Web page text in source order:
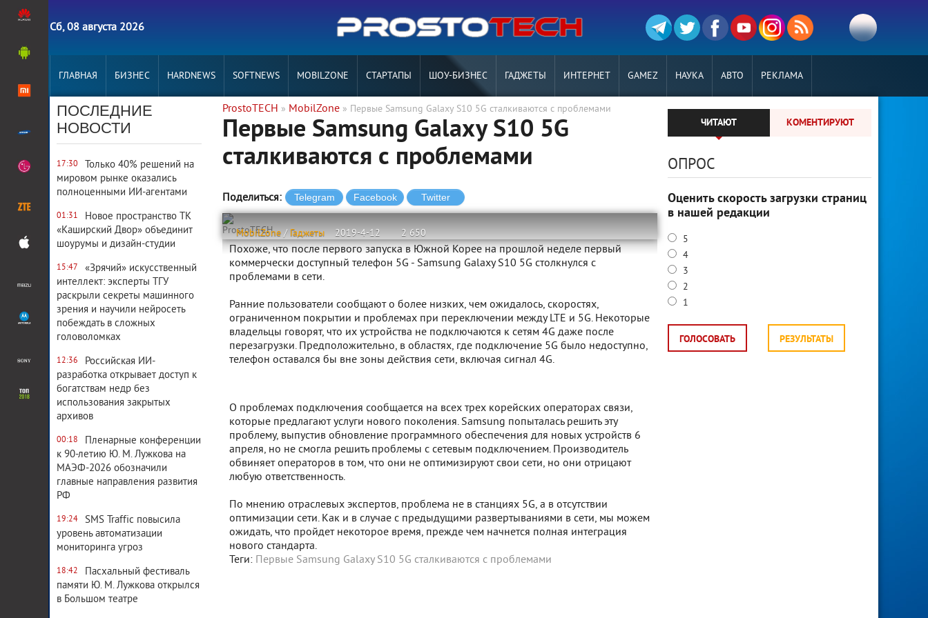
Сб, 08 августа 2026
ГЛАВНАЯ БИЗНЕС HARDNEWS SOFTNEWS MOBILZONE СТАРТАПЫ ШОУ-БИЗНЕС ГАДЖЕТЫ ИНТЕРНЕТ GAMEZ НАУКА АВТО РЕКЛАМА
ПОСЛЕДНИЕ
НОВОСТИ
17:30
Только 40% решений на
мировом рынке оказались
полноценными ИИ-агентами
01:31
Новое пространство ТК
«Каширский Двор» объединит
шоурумы и дизайн-студии
15:47
«Зрячий» искусственный
интеллект: эксперты ТГУ
раскрыли секреты машинного
зрения и научили нейросеть
побеждать в сложных
головоломках
12:36
Российская ИИ-
разработка открывает доступ к
богатствам недр без
использования закрытых
архивов
00:18
Пленарные конференции
к 90-летию Ю. М. Лужкова на
МАЭФ-2026 обозначили
главные направления развития
РФ
19:24
SMS Traffic повысила
уровень автоматизации
мониторинга угроз
18:42
Пасхальный фестиваль
памяти Ю. М. Лужкова открылся
в Большом театре
ProstoTECH » MobilZone » Первые Samsung Galaxy S10 5G сталкиваются с проблемами
Первые Samsung Galaxy S10 5G
сталкиваются с проблемами
Поделиться:
MobilZone / Гаджеты 2019-4-12 2 650
ProstoTECH
Похоже, что после первого запуска в Южной Корее на прошлой неделе первый
коммерчески доступный телефон 5G - Samsung Galaxy S10 5G столкнулся с
проблемами в сети.
Ранние пользователи сообщают о более низких, чем ожидалось, скоростях,
ограниченном покрытии и проблемах при переключении между LTE и 5G. Некоторые
владельцы говорят, что их устройства не подключаются к сетям 4G даже после
перезагрузки. Предположительно, в областях, где подключение 5G было недоступно,
телефон оставался бы вне зоны действия сети, включая сигнал 4G.
О проблемах подключения сообщается на всех трех корейских операторах связи,
которые предлагают услуги нового поколения. Samsung попыталась решить эту
проблему, выпустив обновление программного обеспечения для новых устройств 6
апреля, но не смогла решить проблемы с сетевым подключением. Производитель
обвиняет операторов в том, что они не оптимизируют свои сети, но они отрицают
любую ответственность.
По мнению отраслевых экспертов, проблема не в станциях 5G, а в отсутствии
оптимизации сети. Как и в случае с предыдущими развертываниями в сети, мы можем
ожидать, что пройдет некоторое время, прежде чем начнется полная интеграция
нового стандарта.
Теги: Первые Samsung Galaxy S10 5G сталкиваются с проблемами
ЧИТАЮТ КОМЕНТИРУЮТ
ОПРОС
Оценить скорость загрузки страниц
в нашей редакции
5
4
3
2
1
ГОЛОСОВАТЬ РЕЗУЛЬТАТЫ